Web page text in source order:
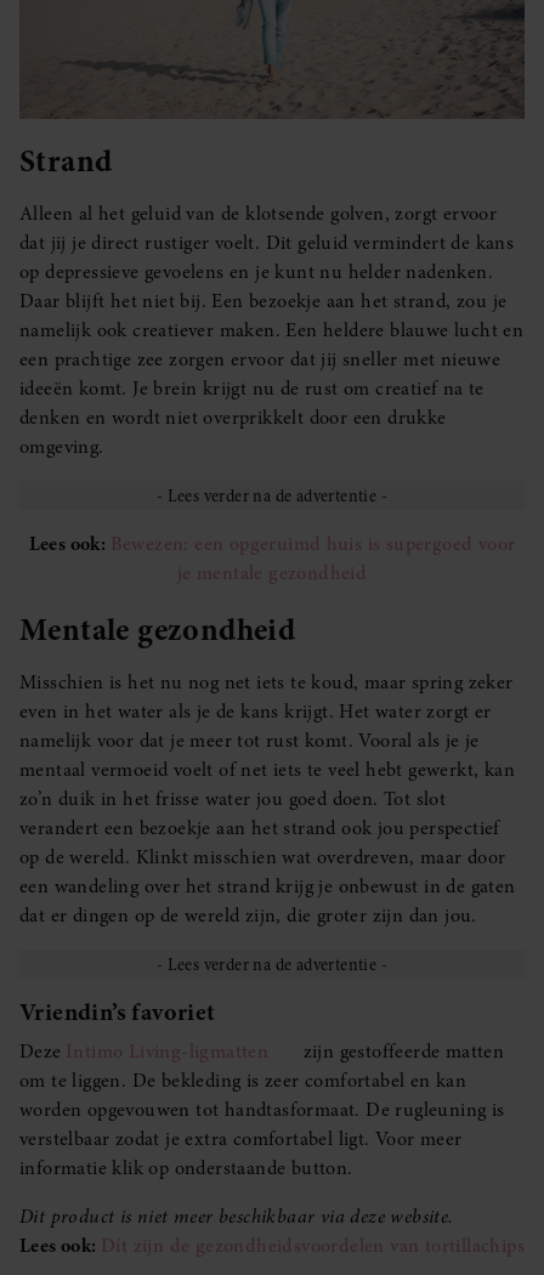
Strand
Alleen al het geluid van de klotsende golven, zorgt ervoor
dat jij je direct rustiger voelt. Dit geluid vermindert de kans
op depressieve gevoelens en je kunt nu helder nadenken.
Daar blijft het niet bij. Een bezoekje aan het strand, zou je
namelijk ook creatiever maken. Een heldere blauwe lucht en
een prachtige zee zorgen ervoor dat jij sneller met nieuwe
ideeën komt. Je brein krijgt nu de rust om creatief na te
denken en wordt niet overprikkelt door een drukke
omgeving.
Lees ook: Bewezen: een opgeruimd huis is supergoed voor
je mentale gezondheid
Mentale gezondheid
Misschien is het nu nog net iets te koud, maar spring zeker
even in het water als je de kans krijgt. Het water zorgt er
namelijk voor dat je meer tot rust komt. Vooral als je je
mentaal vermoeid voelt of net iets te veel hebt gewerkt, kan
zo’n duik in het frisse water jou goed doen. Tot slot
verandert een bezoekje aan het strand ook jou perspectief
op de wereld. Klinkt misschien wat overdreven, maar door
een wandeling over het strand krijg je onbewust in de gaten
dat er dingen op de wereld zijn, die groter zijn dan jou.
Vriendin’s favoriet
Deze Intimo Living-ligmatten
zijn gestoffeerde matten
om te liggen. De bekleding is zeer comfortabel en kan
worden opgevouwen tot handtasformaat. De rugleuning is
verstelbaar zodat je extra comfortabel ligt. Voor meer
informatie klik op onderstaande button.
Dit product is niet meer beschikbaar via deze website.
Lees ook: Dít zijn de gezondheidsvoordelen van tortillachips